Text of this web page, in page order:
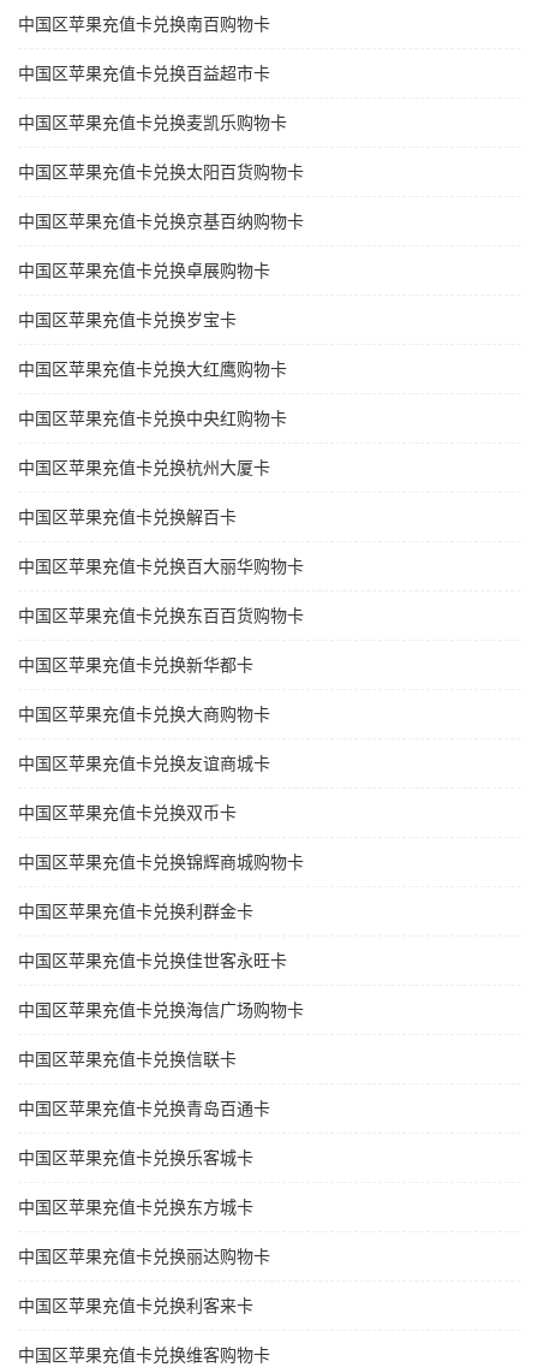
中国区苹果充值卡兑换南百购物卡
中国区苹果充值卡兑换百益超市卡
中国区苹果充值卡兑换麦凯乐购物卡
中国区苹果充值卡兑换太阳百货购物卡
中国区苹果充值卡兑换京基百纳购物卡
中国区苹果充值卡兑换卓展购物卡
中国区苹果充值卡兑换岁宝卡
中国区苹果充值卡兑换大红鹰购物卡
中国区苹果充值卡兑换中央红购物卡
中国区苹果充值卡兑换杭州大厦卡
中国区苹果充值卡兑换解百卡
中国区苹果充值卡兑换百大丽华购物卡
中国区苹果充值卡兑换东百百货购物卡
中国区苹果充值卡兑换新华都卡
中国区苹果充值卡兑换大商购物卡
中国区苹果充值卡兑换友谊商城卡
中国区苹果充值卡兑换双币卡
中国区苹果充值卡兑换锦辉商城购物卡
中国区苹果充值卡兑换利群金卡
中国区苹果充值卡兑换佳世客永旺卡
中国区苹果充值卡兑换海信广场购物卡
中国区苹果充值卡兑换信联卡
中国区苹果充值卡兑换青岛百通卡
中国区苹果充值卡兑换乐客城卡
中国区苹果充值卡兑换东方城卡
中国区苹果充值卡兑换丽达购物卡
中国区苹果充值卡兑换利客来卡
中国区苹果充值卡兑换维客购物卡